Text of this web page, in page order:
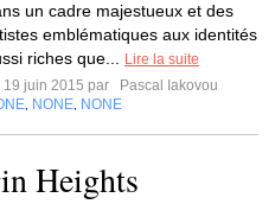
un cadre majestueux et des
emblématiques aux identités
riches que...
Lire la suite
19 juin 2015 par
Pascal Iakovou
NONE NONE
Heights